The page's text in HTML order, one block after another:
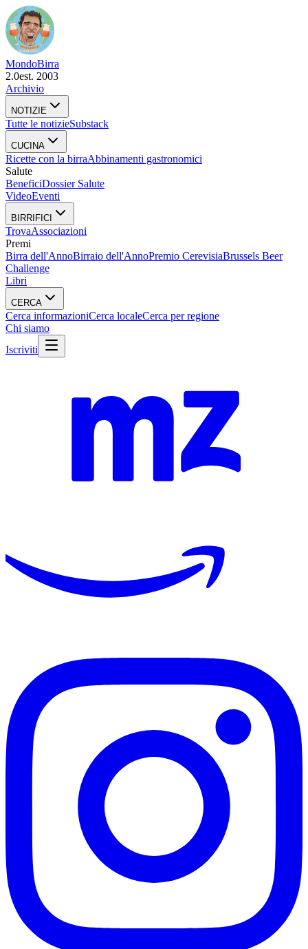
MondoBirra
2.0est. 2003
Archivio
NOTIZIE
Tutte le notizieSubstack
CUCINA
Ricette con la birraAbbinamenti gastronomici
Salute
BeneficiDossier Salute
VideoEventi
BIRRIFICI
TrovaAssociazioni
Premi
Birra dell'AnnoBirraio dell'AnnoPremio CerevisiaBrussels Beer
Challenge
Libri
CERCA
Cerca informazioniCerca localeCerca per regione
Chi siamo
Iscriviti